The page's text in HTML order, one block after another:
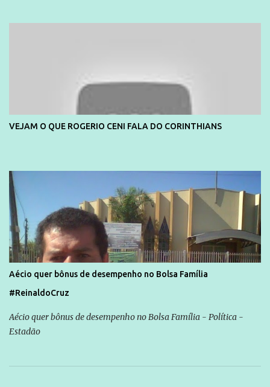
VEJAM O QUE ROGERIO CENI FALA DO CORINTHIANS
Aécio quer bônus de desempenho no Bolsa Família
#ReinaldoCruz
Aécio quer bônus de desempenho no Bolsa Família - Política -
Estadão